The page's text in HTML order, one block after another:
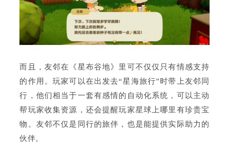
而且，友邻在《星布谷地》里可不仅仅只有情感支持
的作用。玩家可以在出发去“星海旅行”时带上友邻同
行，他们相当于一套有感情的自动化系统，可以主动
帮玩家收集资源，还会提醒玩家星球上哪里有珍贵宝
物。友邻不仅是同行的旅伴，也是能提供实际助力的
伙伴。